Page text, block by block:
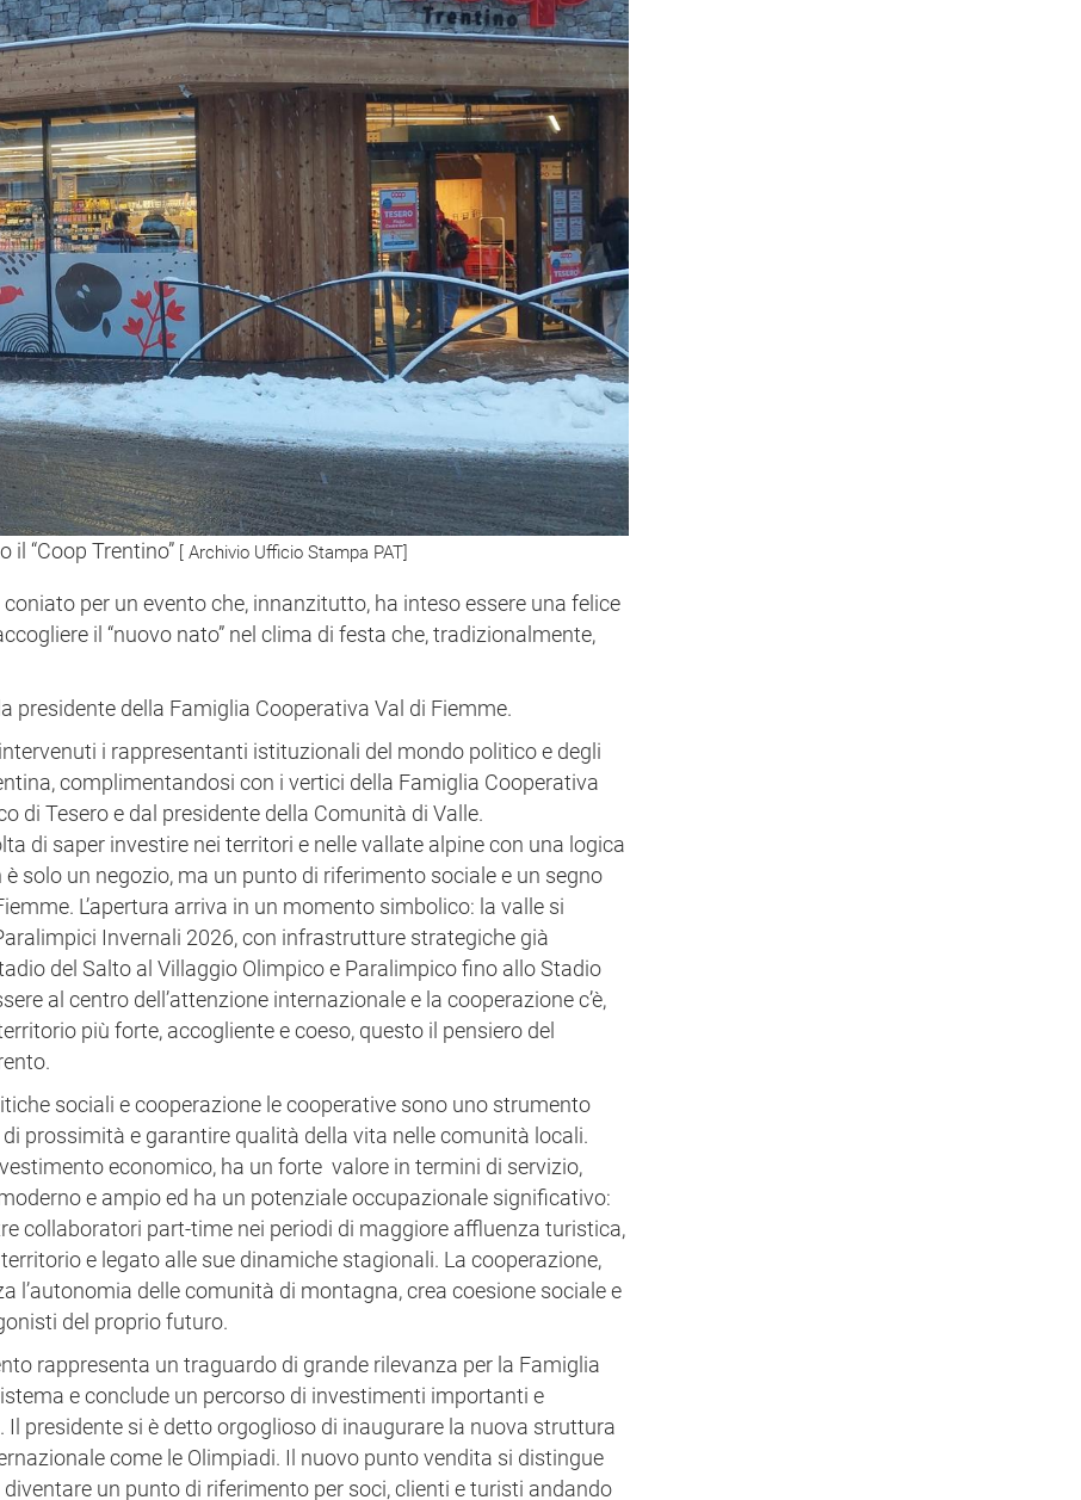
il “Coop Trentino” [ Archivio Ufficio Stampa PAT]
coniato per un evento che, innanzitutto, ha inteso essere una felice
il “nuovo nato” nel clima di festa che, tradizionalmente,
presidente della Famiglia Cooperativa Val di Fiemme.
i rappresentanti istituzionali del mondo politico e degli
complimentandosi con i vertici della Famiglia Cooperativa
di Tesero e dal presidente della Comunità di Valle.
di saper investire nei territori e nelle vallate alpine con una logica
solo un negozio, ma un punto di riferimento sociale e un segno
L’apertura arriva in un momento simbolico: la valle si
Invernali 2026, con infrastrutture strategiche già
del Salto al Villaggio Olimpico e Paralimpico fino allo Stadio
al centro dell’attenzione internazionale e la cooperazione c’è,
più forte, accogliente e coeso, questo il pensiero del
sociali e cooperazione le cooperative sono uno strumento
prossimità e garantire qualità della vita nelle comunità locali.
economico, ha un forte valore in termini di servizio,
e ampio ed ha un potenziale occupazionale significativo:
collaboratori part-time nei periodi di maggiore affluenza turistica,
e legato alle sue dinamiche stagionali. La cooperazione,
l’autonomia delle comunità di montagna, crea coesione sociale e
del proprio futuro.
rappresenta un traguardo di grande rilevanza per la Famiglia
e conclude un percorso di investimenti importanti e
presidente si è detto orgoglioso di inaugurare la nuova struttura
come le Olimpiadi. Il nuovo punto vendita si distingue
un punto di riferimento per soci, clienti e turisti andando